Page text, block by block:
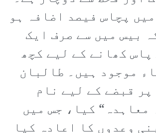
پچاس فیصد اضافہ ہو
بیس میں سے صرف ایک
کھانے کے لیے کچھ
موجود ہیں۔ طالبان
قبضے کے لیے نام
معاہدہ“ کیا، جس میں
وعدوں کا اعادہ کیا